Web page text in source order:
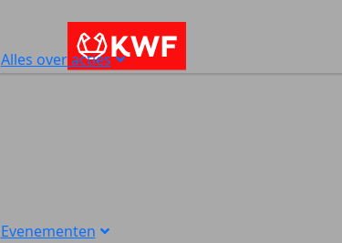
Alles over acties
Evenementen